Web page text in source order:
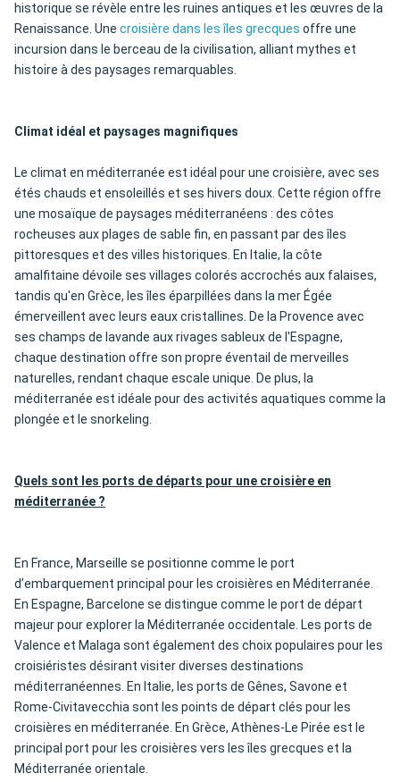
historique se révèle entre les ruines antiques et les œuvres de la
Renaissance. Une croisière dans les îles grecques offre une
incursion dans le berceau de la civilisation, alliant mythes et
histoire à des paysages remarquables.
Climat idéal et paysages magnifiques
Le climat en méditerranée est idéal pour une croisière, avec ses
étés chauds et ensoleillés et ses hivers doux. Cette région offre
une mosaïque de paysages méditerranéens : des côtes
rocheuses aux plages de sable fin, en passant par des îles
pittoresques et des villes historiques. En Italie, la côte
amalfitaine dévoile ses villages colorés accrochés aux falaises,
tandis qu'en Grèce, les îles éparpillées dans la mer Égée
émerveillent avec leurs eaux cristallines. De la Provence avec
ses champs de lavande aux rivages sableux de l'Espagne,
chaque destination offre son propre éventail de merveilles
naturelles, rendant chaque escale unique. De plus, la
méditerranée est idéale pour des activités aquatiques comme la
plongée et le snorkeling.
Quels sont les ports de départs pour une croisière en
méditerranée ?
En France, Marseille se positionne comme le port
d’embarquement principal pour les croisières en Méditerranée.
En Espagne, Barcelone se distingue comme le port de départ
majeur pour explorer la Méditerranée occidentale. Les ports de
Valence et Malaga sont également des choix populaires pour les
croisiéristes désirant visiter diverses destinations
méditerranéennes. En Italie, les ports de Gênes, Savone et
Rome-Civitavecchia sont les points de départ clés pour les
croisières en méditerranée. En Grèce, Athènes-Le Pirée est le
principal port pour les croisières vers les îles grecques et la
Méditerranée orientale.